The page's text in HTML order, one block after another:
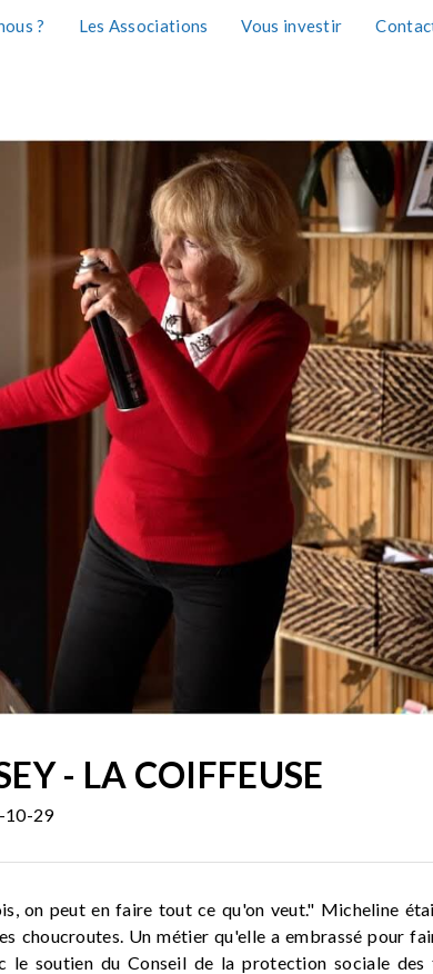
? Les Associations Vous investir
- LA COIFFEUSE
10-29
on peut en faire tout ce qu'on veut." Micheline
choucroutes. Un métier qu'elle a embrassé pour
soutien du Conseil de la protection sociale des